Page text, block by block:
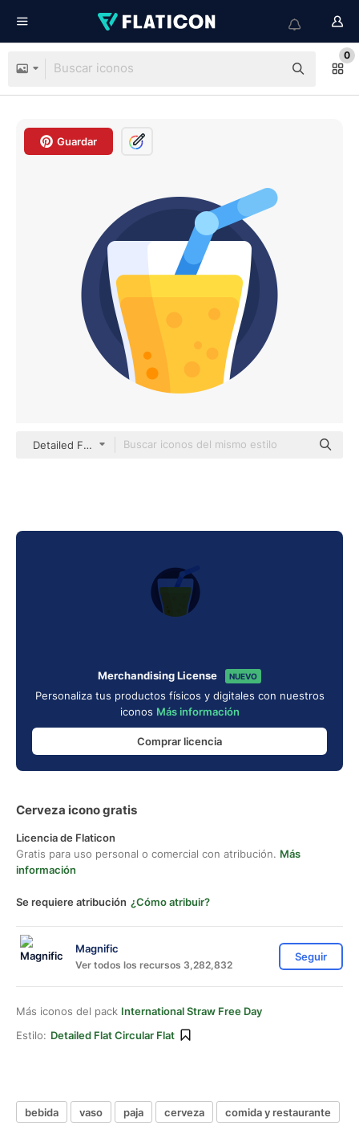
0
Guardar
Detailed Flat Circular Flat
Merchandising License NUEVO
Personaliza tus productos físicos y digitales con nuestros
iconos Más información
Comprar licencia
Cerveza icono gratis
Licencia de Flaticon
Gratis para uso personal o comercial con atribución. Más
información
Se requiere atribución ¿Cómo atribuir?
Magnific
Ver todos los recursos 3,282,832
Seguir
Más iconos del pack International Straw Free Day
Estilo: Detailed Flat Circular Flat
bebida vaso paja cerveza comida y restaurante